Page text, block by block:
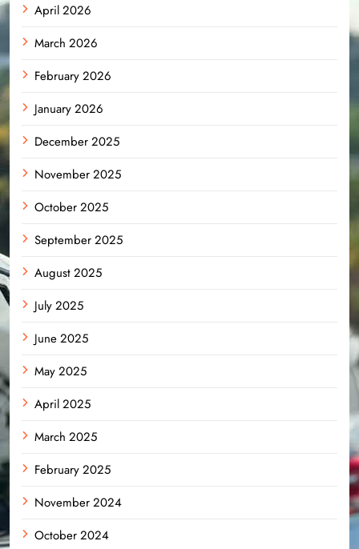
April 2026
March 2026
February 2026
January 2026
December 2025
November 2025
October 2025
September 2025
August 2025
July 2025
June 2025
May 2025
April 2025
March 2025
February 2025
November 2024
October 2024